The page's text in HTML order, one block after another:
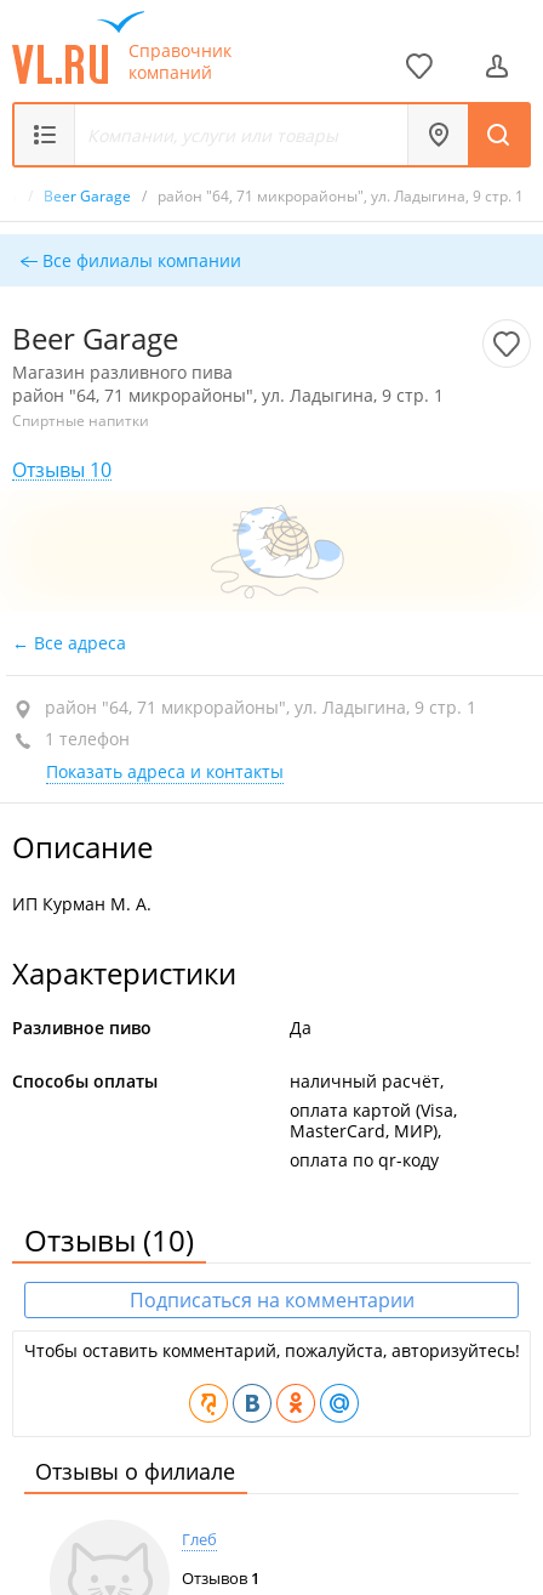
Справочник
компаний
/ Beer Garage / район "64, 71 микрорайоны", ул. Ладыгина, 9 стр. 1
Все филиалы компании
Beer Garage
Магазин разливного пива
район "64, 71 микрорайоны", ул. Ладыгина, 9 стр. 1
Спиртные напитки
Отзывы 10
Все адреса
район "64, 71 микрорайоны", ул. Ладыгина, 9 стр. 1
1 телефон
Показать адреса и контакты
Описание
ИП Курман М. А.
Характеристики
Разливное пиво Да
Способы оплаты
наличный расчёт
оплата картой (Visa,
MasterCard, МИР)
оплата по qr-коду
Отзывы (10)
Подписаться на комментарии
Чтобы оставить комментарий, пожалуйста, авторизуйтесь!
Отзывы о филиале
Глеб
Отзывов 1